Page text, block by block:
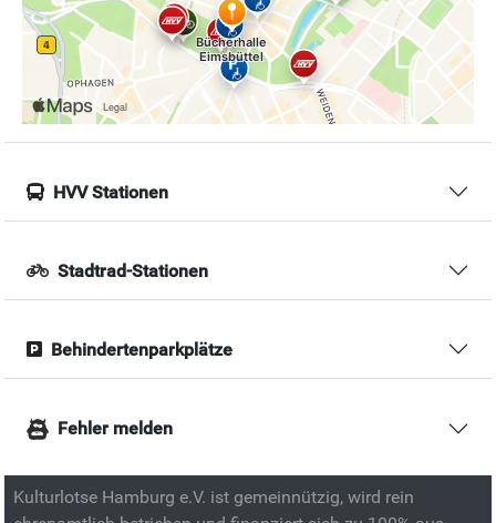
HVV Stationen
Stadtrad-Stationen
Behindertenparkplätze
Fehler melden
Kulturlotse Hamburg e.V. ist gemeinnützig, wird rein